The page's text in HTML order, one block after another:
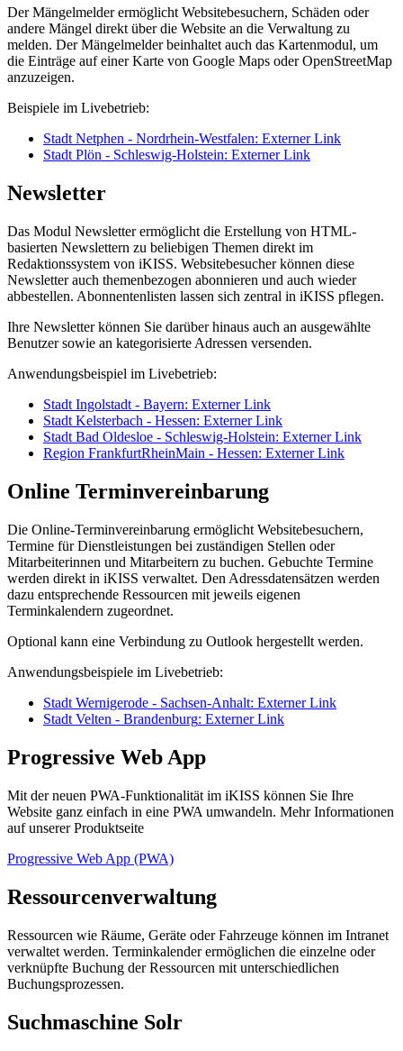
Der Mängelmelder ermöglicht Websitebesuchern, Schäden oder
andere Mängel direkt über die Website an die Verwaltung zu
melden. Der Mängelmelder beinhaltet auch das Kartenmodul, um
die Einträge auf einer Karte von Google Maps oder OpenStreetMap
anzuzeigen.
Beispiele im Livebetrieb:
Stadt Netphen - Nordrhein-Westfalen: Externer Link
Stadt Plön - Schleswig-Holstein: Externer Link
Newsletter
Das Modul Newsletter ermöglicht die Erstellung von HTML-
basierten Newslettern zu beliebigen Themen direkt im
Redaktionssystem von iKISS. Websitebesucher können diese
Newsletter auch themenbezogen abonnieren und auch wieder
abbestellen. Abonnentenlisten lassen sich zentral in iKISS pflegen.
Ihre Newsletter können Sie darüber hinaus auch an ausgewählte
Benutzer sowie an kategorisierte Adressen versenden.
Anwendungsbeispiel im Livebetrieb:
Stadt Ingolstadt - Bayern: Externer Link
Stadt Kelsterbach - Hessen: Externer Link
Stadt Bad Oldesloe - Schleswig-Holstein: Externer Link
Region FrankfurtRheinMain - Hessen: Externer Link
Online Terminvereinbarung
Die Online-Terminvereinbarung ermöglicht Websitebesuchern,
Termine für Dienstleistungen bei zuständigen Stellen oder
Mitarbeiterinnen und Mitarbeitern zu buchen. Gebuchte Termine
werden direkt in iKISS verwaltet. Den Adressdatensätzen werden
dazu entsprechende Ressourcen mit jeweils eigenen
Terminkalendern zugeordnet.
Optional kann eine Verbindung zu Outlook hergestellt werden.
Anwendungsbeispiele im Livebetrieb:
Stadt Wernigerode - Sachsen-Anhalt: Externer Link
Stadt Velten - Brandenburg: Externer Link
Progressive Web App
Mit der neuen PWA-Funktionalität im iKISS können Sie Ihre
Website ganz einfach in eine PWA umwandeln. Mehr Informationen
auf unserer Produktseite
Progressive Web App (PWA)
Ressourcenverwaltung
Ressourcen wie Räume, Geräte oder Fahrzeuge können im Intranet
verwaltet werden. Terminkalender ermöglichen die einzelne oder
verknüpfte Buchung der Ressourcen mit unterschiedlichen
Buchungsprozessen.
Suchmaschine Solr